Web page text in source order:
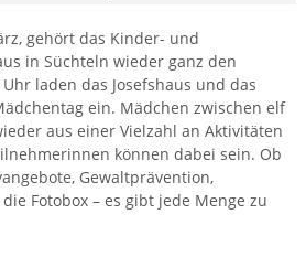
gehört das Kinder- und
in Süchteln wieder ganz den
laden das Josefshaus und das
ein. Mädchen zwischen elf
aus einer Vielzahl an Aktivitäten
können dabei sein. Ob
Gewaltprävention,
Fotobox – es gibt jede Menge zu